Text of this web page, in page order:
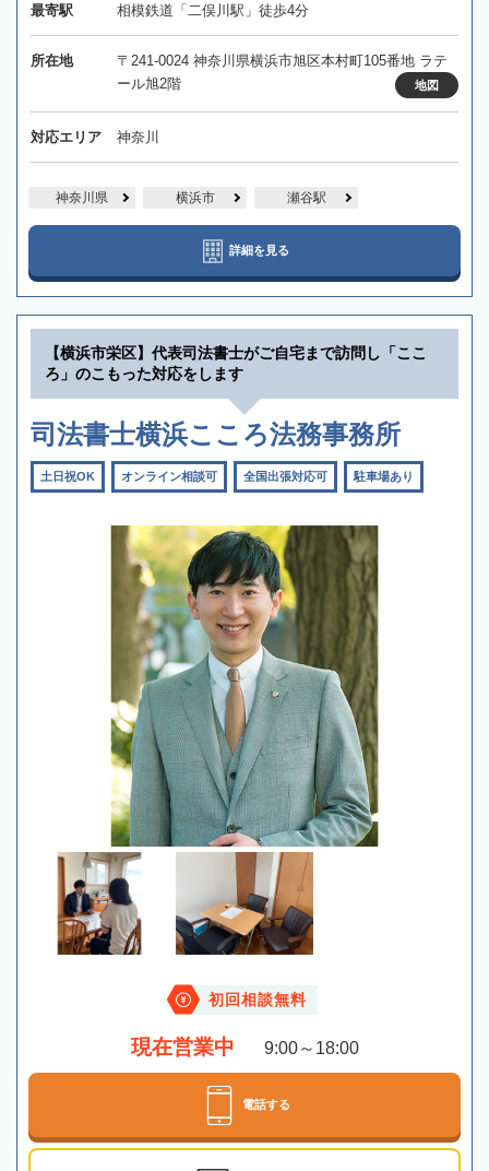
最寄駅 相模鉄道「二俣川駅」徒歩4分
所在地
〒241-0024 神奈川県横浜市旭区本村町105番地 ラテ
ール旭2階
地図
対応エリア 神奈川
神奈川県 横浜市 瀬谷駅
詳細を見る
【横浜市栄区】代表司法書士がご自宅まで訪問し「ここ
ろ」のこもった対応をします
司法書士横浜こころ法務事務所
土日祝OK オンライン相談可 全国出張対応可 駐車場あり
初回相談無料
現在営業中 9:00～18:00
電話する